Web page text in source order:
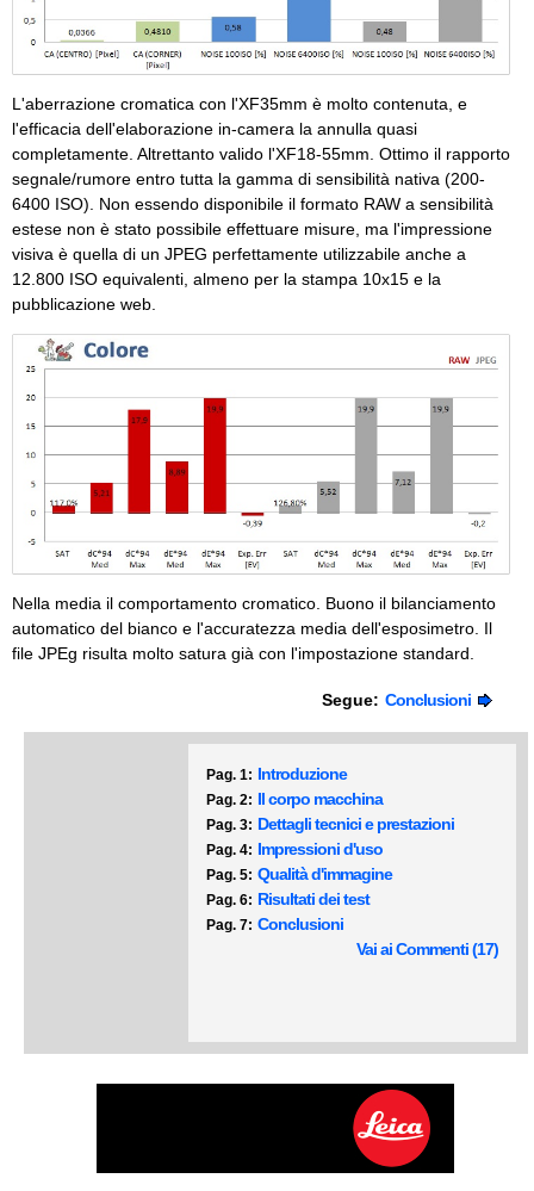
L'aberrazione cromatica con l'XF35mm è molto contenuta, e
l'efficacia dell'elaborazione in-camera la annulla quasi
completamente. Altrettanto valido l'XF18-55mm. Ottimo il rapporto
segnale/rumore entro tutta la gamma di sensibilità nativa (200-
6400 ISO). Non essendo disponibile il formato RAW a sensibilità
estese non è stato possibile effettuare misure, ma l'impressione
visiva è quella di un JPEG perfettamente utilizzabile anche a
12.800 ISO equivalenti, almeno per la stampa 10x15 e la
pubblicazione web.
Nella media il comportamento cromatico. Buono il bilanciamento
automatico del bianco e l'accuratezza media dell'esposimetro. Il
file JPEg risulta molto satura già con l'impostazione standard.
Segue: Conclusioni
Pag. 1: Introduzione
Pag. 2: Il corpo macchina
Pag. 3: Dettagli tecnici e prestazioni
Pag. 4: Impressioni d'uso
Pag. 5: Qualità d'immagine
Pag. 6: Risultati dei test
Pag. 7: Conclusioni
Vai ai Commenti (17)